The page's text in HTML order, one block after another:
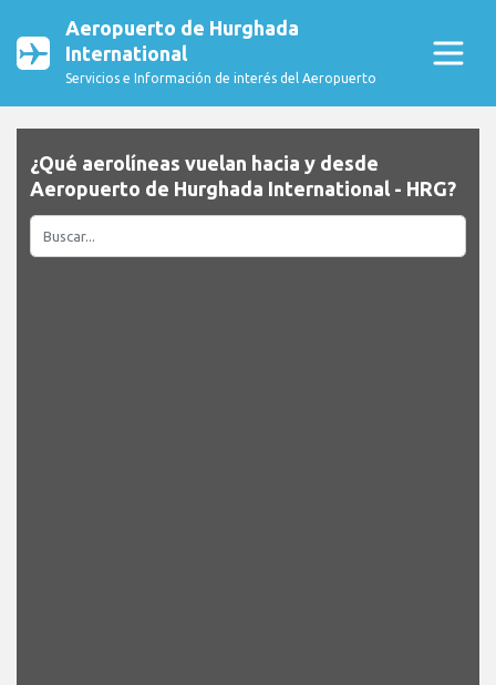
Aeropuerto de Hurghada
International
Servicios e Información de interés del Aeropuerto
¿Qué aerolíneas vuelan hacia y desde
Aeropuerto de Hurghada International - HRG?